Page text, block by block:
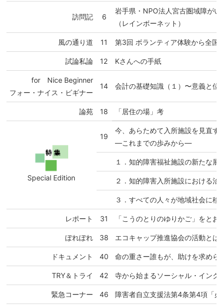
訪問記 6
岩手県・NPO法人宮古圏域障が
（レインボーネット）
風の通り道 11 第3回 ボランティア体験から全国
試論私論 12 Kさんへの手紙
for Nice Beginner
フォー・ナイス・ビギナー
14 会計の基礎知識（１）〜意義と位
論苑 18 「居住の場」考
Special Edition
19
今、あらためて入所施設を見直す
―これまでの歩みから―
１．知的障害福祉施設の新たな
２．知的障害入所施設における
３．すべての人々が地域社会に
レポート 31 「こうのとりのゆりかご」をとお
ぽれぽれ 38 エコキャップ推進協会の活動とは
ドキュメント 40 命の重さー誰もが、助けを求めら
TRY＆トライ 42 寺から始まるソーシャル・インク
緊急コーナー 46 障害者自立支援法第4条第4項「